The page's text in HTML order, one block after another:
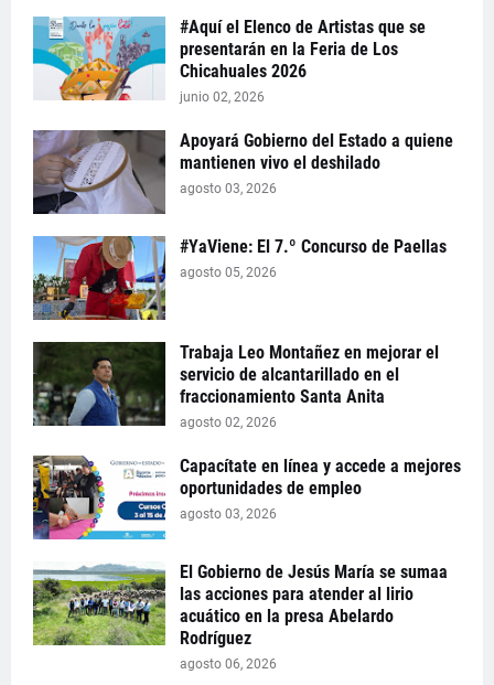
#Aquí el Elenco de Artistas que se
presentarán en la Feria de Los
Chicahuales 2026
junio 02, 2026
Apoyará Gobierno del Estado a quiene
mantienen vivo el deshilado
agosto 03, 2026
#YaViene: El 7.º Concurso de Paellas
agosto 05, 2026
Trabaja Leo Montañez en mejorar el
servicio de alcantarillado en el
fraccionamiento Santa Anita
agosto 02, 2026
Capacítate en línea y accede a mejores
oportunidades de empleo
agosto 03, 2026
El Gobierno de Jesús María se sumaa
las acciones para atender al lirio
acuático en la presa Abelardo
Rodríguez
agosto 06, 2026